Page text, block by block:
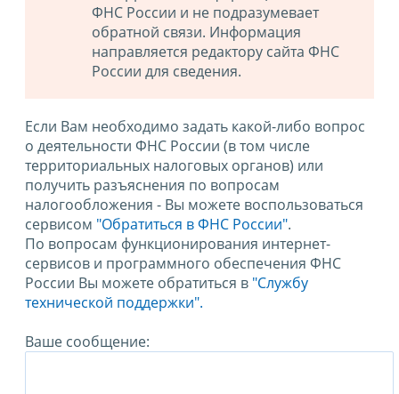
ФНС России и не подразумевает
обратной связи. Информация
направляется редактору сайта ФНС
России для сведения.
Если Вам необходимо задать какой-либо вопрос
о деятельности ФНС России (в том числе
территориальных налоговых органов) или
получить разъяснения по вопросам
налогообложения - Вы можете воспользоваться
сервисом "Обратиться в ФНС России".
По вопросам функционирования интернет-
сервисов и программного обеспечения ФНС
России Вы можете обратиться в "Службу
технической поддержки".
Ваше сообщение: